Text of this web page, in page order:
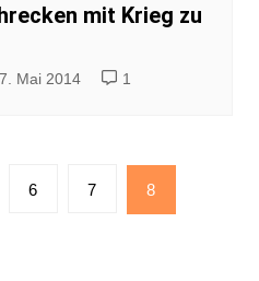
mit Krieg zu
Mai 2014 1
6 7 8